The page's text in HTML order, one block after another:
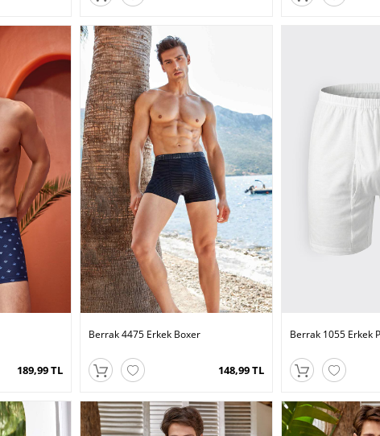
189,99 TL
Berrak 4475 Erkek Boxer
148,99 TL
Berrak 1055 Erkek